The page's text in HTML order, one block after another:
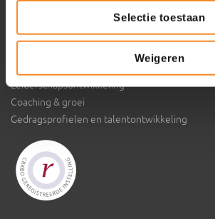
Selectie toestaan
Weigeren
Klantgerichtheid verbeteren
Commerciële slagkracht vergroten
Leiderschapsontwikkeling
Coaching & groei
Gedragsprofielen en talentontwikkeling